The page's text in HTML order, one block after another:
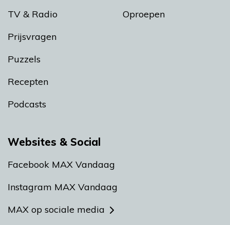
TV & Radio
Prijsvragen
Puzzels
Recepten
Podcasts
Oproepen
Websites & Social
Facebook MAX Vandaag
Instagram MAX Vandaag
MAX op sociale media